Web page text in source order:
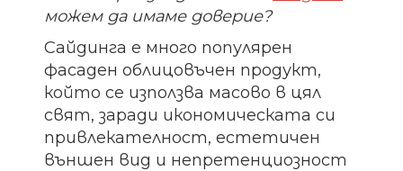
можем да имаме доверие?
Сайдинга е много популярен
фасаден облицовъчен продукт,
който се използва масово в цял
свят, заради икономическата си
привлекателност, естетичен
външен вид и непретенциозност